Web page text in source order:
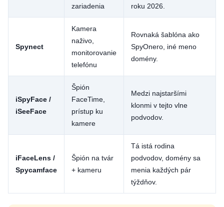
zariadenia
roku 2026.
Spynect
Kamera
naživo,
monitorovanie
telefónu
Rovnaká šablóna ako
SpyOnero, iné meno
domény.
iSpyFace /
iSeeFace
Špión
FaceTime,
prístup ku
kamere
Medzi najstaršími
klonmi v tejto vlne
podvodov.
iFaceLens /
Spycamface
Špión na tvár
+ kameru
Tá istá rodina
podvodov, domény sa
menia každých pár
týždňov.